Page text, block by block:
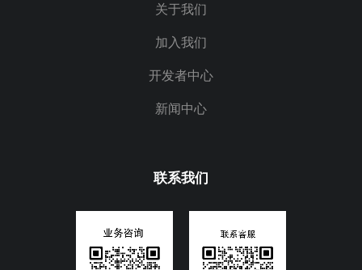
关于我们
加入我们
开发者中心
新闻中心
联系我们